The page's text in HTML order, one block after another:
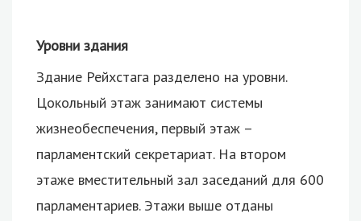
Уровни здания
Здание Рейхстага разделено на уровни.
Цокольный этаж занимают системы
жизнеобеспечения, первый этаж –
парламентский секретариат. На втором
этаже вместительный зал заседаний для 600
парламентариев. Этажи выше отданы